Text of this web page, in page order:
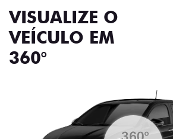
VISUALIZE O
VEÍCULO EM
360°